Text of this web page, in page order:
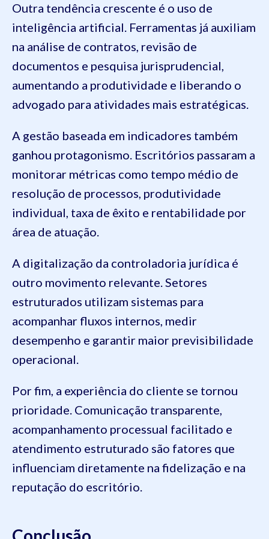
Outra tendência crescente é o uso de
inteligência artificial. Ferramentas já auxiliam
na análise de contratos, revisão de
documentos e pesquisa jurisprudencial,
aumentando a produtividade e liberando o
advogado para atividades mais estratégicas.
A gestão baseada em indicadores também
ganhou protagonismo. Escritórios passaram a
monitorar métricas como tempo médio de
resolução de processos, produtividade
individual, taxa de êxito e rentabilidade por
área de atuação.
A digitalização da controladoria jurídica é
outro movimento relevante. Setores
estruturados utilizam sistemas para
acompanhar fluxos internos, medir
desempenho e garantir maior previsibilidade
operacional.
Por fim, a experiência do cliente se tornou
prioridade. Comunicação transparente,
acompanhamento processual facilitado e
atendimento estruturado são fatores que
influenciam diretamente na fidelização e na
reputação do escritório.